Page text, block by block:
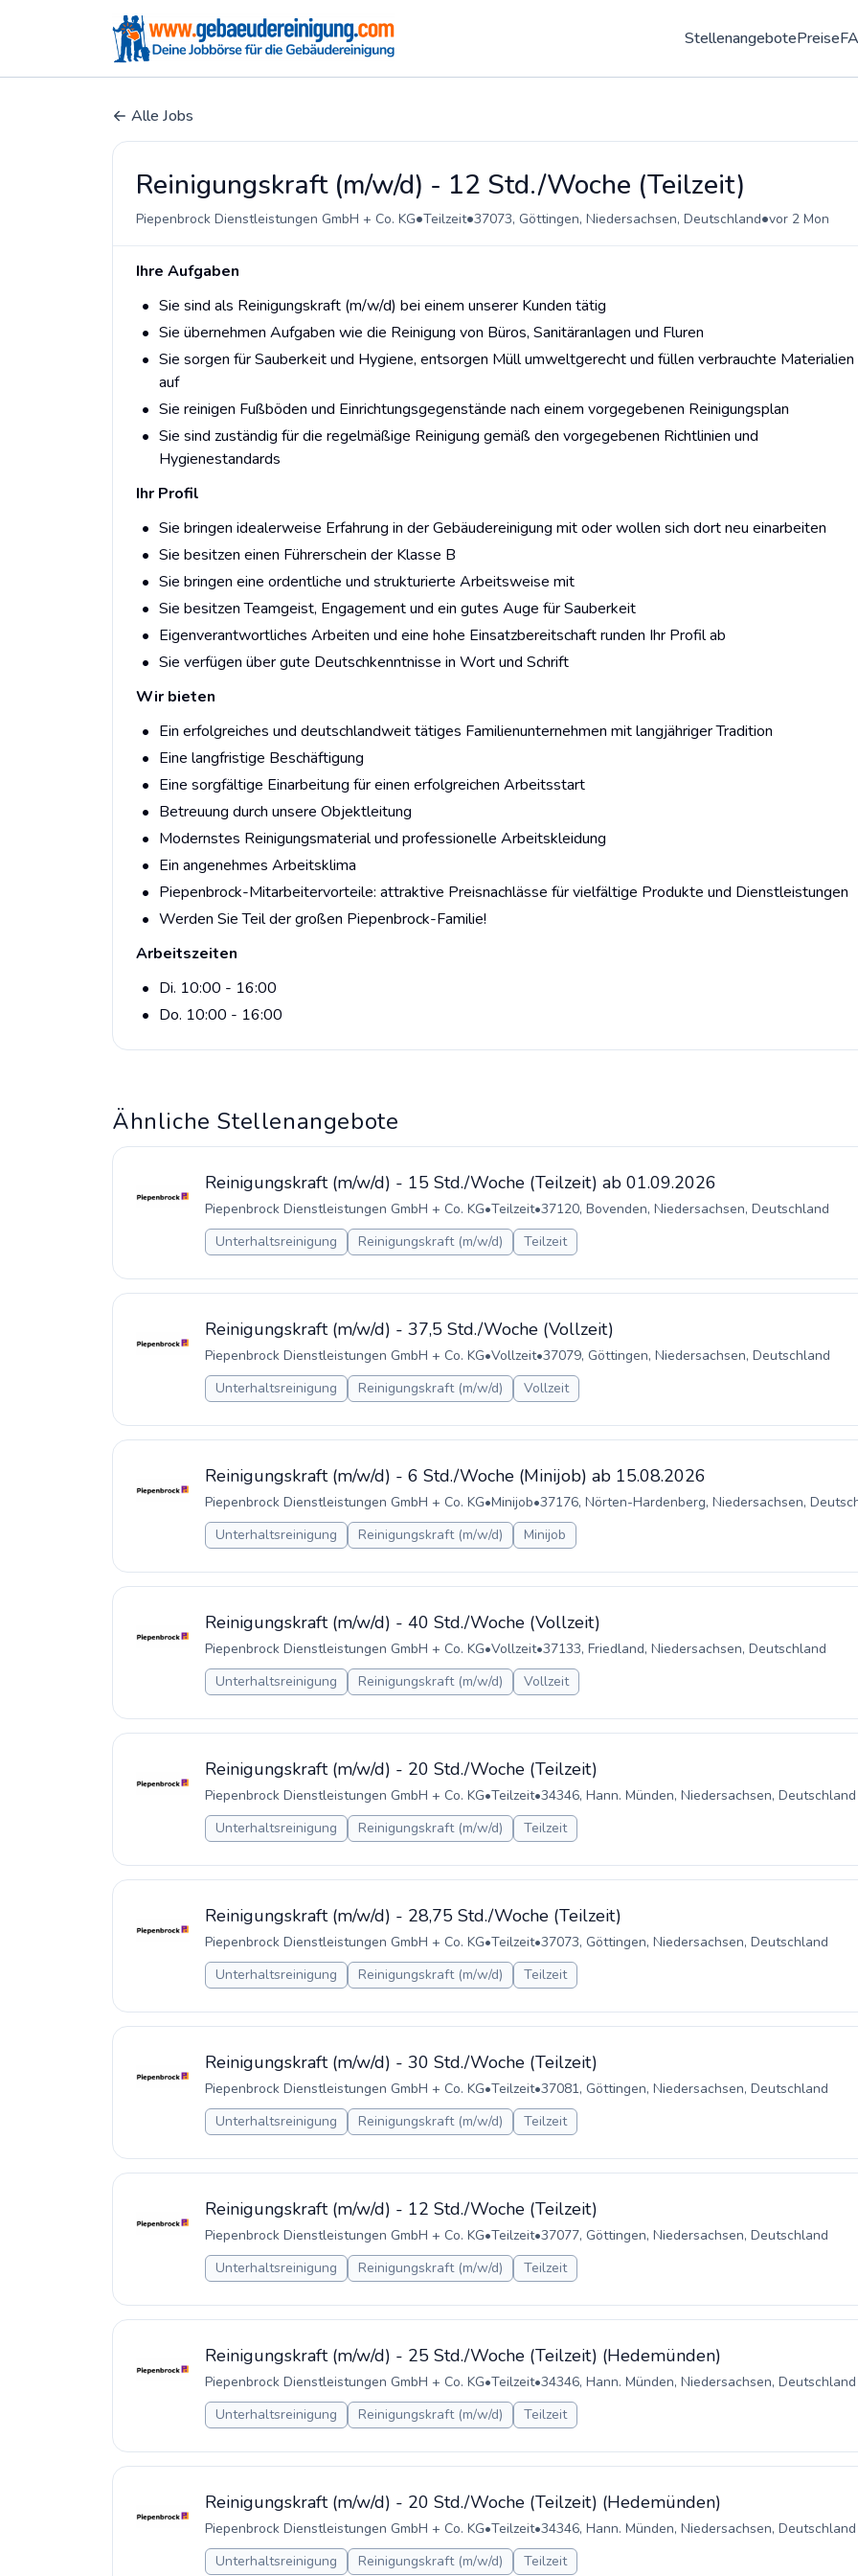
StellenangebotePreise
Alle Jobs
Reinigungskraft (m/w/d) - 12 Std./Woche (Teilzeit)
Piepenbrock Dienstleistungen GmbH + Co. KG•Teilzeit•37073, Göttingen, Niedersachsen, Deutschland•vor 2 Mon
Ihre Aufgaben
Sie sind als Reinigungskraft (m/w/d) bei einem unserer Kunden tätig
Sie übernehmen Aufgaben wie die Reinigung von Büros, Sanitäranlagen und Fluren
Sie sorgen für Sauberkeit und Hygiene, entsorgen Müll umweltgerecht und füllen verbrauchte Materialien
auf
Sie reinigen Fußböden und Einrichtungsgegenstände nach einem vorgegebenen Reinigungsplan
Sie sind zuständig für die regelmäßige Reinigung gemäß den vorgegebenen Richtlinien und
Hygienestandards
Ihr Profil
Sie bringen idealerweise Erfahrung in der Gebäudereinigung mit oder wollen sich dort neu einarbeiten
Sie besitzen einen Führerschein der Klasse B
Sie bringen eine ordentliche und strukturierte Arbeitsweise mit
Sie besitzen Teamgeist, Engagement und ein gutes Auge für Sauberkeit
Eigenverantwortliches Arbeiten und eine hohe Einsatzbereitschaft runden Ihr Profil ab
Sie verfügen über gute Deutschkenntnisse in Wort und Schrift
Wir bieten
Ein erfolgreiches und deutschlandweit tätiges Familienunternehmen mit langjähriger Tradition
Eine langfristige Beschäftigung
Eine sorgfältige Einarbeitung für einen erfolgreichen Arbeitsstart
Betreuung durch unsere Objektleitung
Modernstes Reinigungsmaterial und professionelle Arbeitskleidung
Ein angenehmes Arbeitsklima
Piepenbrock-Mitarbeitervorteile: attraktive Preisnachlässe für vielfältige Produkte und Dienstleistungen
Werden Sie Teil der großen Piepenbrock-Familie!
Arbeitszeiten
Di. 10:00 - 16:00
Do. 10:00 - 16:00
Ähnliche Stellenangebote
Reinigungskraft (m/w/d) - 15 Std./Woche (Teilzeit) ab 01.09.2026
Piepenbrock Dienstleistungen GmbH + Co. KG•Teilzeit•37120, Bovenden, Niedersachsen, Deutschland
Unterhaltsreinigung
Reinigungskraft (m/w/d) Teilzeit
Reinigungskraft (m/w/d) - 37,5 Std./Woche (Vollzeit)
Piepenbrock Dienstleistungen GmbH + Co. KG•Vollzeit•37079, Göttingen, Niedersachsen, Deutschland
Unterhaltsreinigung
Reinigungskraft (m/w/d) Vollzeit
Reinigungskraft (m/w/d) - 6 Std./Woche (Minijob) ab 15.08.2026
Piepenbrock Dienstleistungen GmbH + Co. KG•Minijob•37176, Nörten-Hardenberg, Niedersachsen,
Unterhaltsreinigung
Reinigungskraft (m/w/d) Minijob
Reinigungskraft (m/w/d) - 40 Std./Woche (Vollzeit)
Piepenbrock Dienstleistungen GmbH + Co. KG•Vollzeit•37133, Friedland, Niedersachsen, Deutschland
Unterhaltsreinigung
Reinigungskraft (m/w/d) Vollzeit
Reinigungskraft (m/w/d) - 20 Std./Woche (Teilzeit)
Piepenbrock Dienstleistungen GmbH + Co. KG•Teilzeit•34346, Hann. Münden, Niedersachsen, Deutschland
Unterhaltsreinigung
Reinigungskraft (m/w/d) Teilzeit
Reinigungskraft (m/w/d) - 28,75 Std./Woche (Teilzeit)
Piepenbrock Dienstleistungen GmbH + Co. KG•Teilzeit•37073, Göttingen, Niedersachsen, Deutschland
Unterhaltsreinigung
Reinigungskraft (m/w/d) Teilzeit
Reinigungskraft (m/w/d) - 30 Std./Woche (Teilzeit)
Piepenbrock Dienstleistungen GmbH + Co. KG•Teilzeit•37081, Göttingen, Niedersachsen, Deutschland
Unterhaltsreinigung
Reinigungskraft (m/w/d) Teilzeit
Reinigungskraft (m/w/d) - 12 Std./Woche (Teilzeit)
Piepenbrock Dienstleistungen GmbH + Co. KG•Teilzeit•37077, Göttingen, Niedersachsen, Deutschland
Unterhaltsreinigung
Reinigungskraft (m/w/d) Teilzeit
Reinigungskraft (m/w/d) - 25 Std./Woche (Teilzeit) (Hedemünden)
Piepenbrock Dienstleistungen GmbH + Co. KG•Teilzeit•34346, Hann. Münden, Niedersachsen, Deutschland
Unterhaltsreinigung
Reinigungskraft (m/w/d) Teilzeit
Reinigungskraft (m/w/d) - 20 Std./Woche (Teilzeit) (Hedemünden)
Piepenbrock Dienstleistungen GmbH + Co. KG•Teilzeit•34346, Hann. Münden, Niedersachsen, Deutschland
Unterhaltsreinigung
Reinigungskraft (m/w/d) Teilzeit